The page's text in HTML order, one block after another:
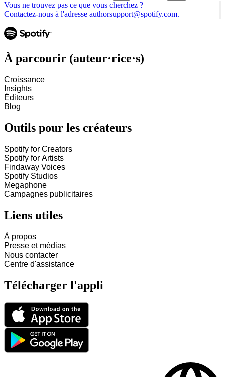
Vous ne trouvez pas ce que vous cherchez ?
Contactez-nous à l'adresse authorsupport@spotify.com.
À parcourir (auteur·rice·s)
Croissance
Insights
Éditeurs
Blog
Outils pour les créateurs
Spotify for Creators
Spotify for Artists
Findaway Voices
Spotify Studios
Megaphone
Campagnes publicitaires
Liens utiles
À propos
Presse et médias
Nous contacter
Centre d'assistance
Télécharger l'appli